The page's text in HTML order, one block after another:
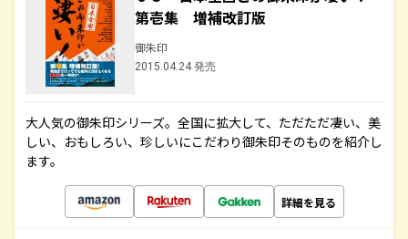
第壱集 増補改訂版
御朱印
2015.04.24 発売
大人気の御朱印シリーズ。全国に拡大して、ただただ凄い、美
しい、おもしろい、珍しいにこだわり御朱印そのものを紹介し
ます。
詳細を見る